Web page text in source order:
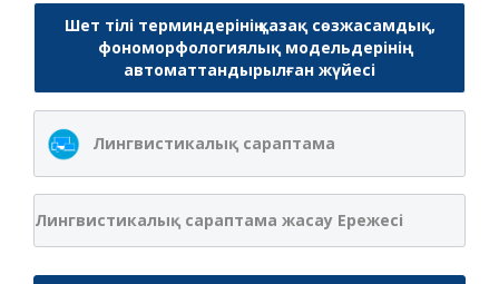
Шет тілі терминдерінің қазақ сөзжасамдық,
фономорфологиялық модельдерінің
автоматтандырылған жүйесі
Лингвистикалық сараптама
Лингвистикалық сараптама жасау Ережесі